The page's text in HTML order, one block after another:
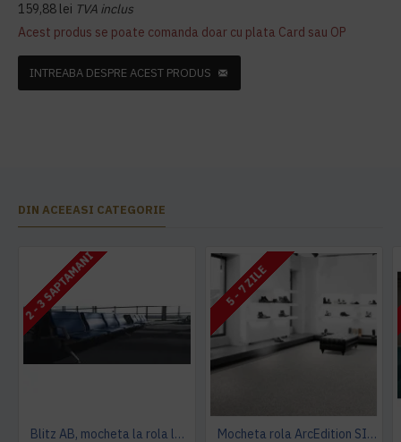
159,88 lei TVA inclus
Acest produs se poate comanda doar cu plata Card sau OP
INTREABA DESPRE ACEST PRODUS
DIN ACEEASI CATEGORIE
2 - 3 SAPTAMANI
Blitz AB, mocheta la rola latime 4 m, Balta Industries
5 - 7 ZILE
Mocheta rola ArcEdition SIRIOUS AB